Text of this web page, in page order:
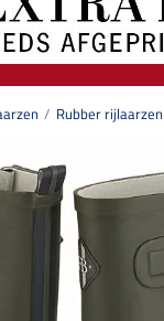
Rubber rijlaarzen